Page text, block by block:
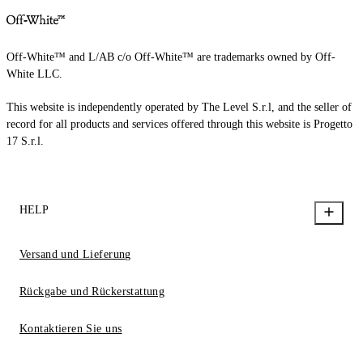
Off-White™ and L/AB c/o Off-White™ are trademarks owned by Off-
White LLC.
This website is independently operated by The Level S.r.l, and the seller of
record for all products and services offered through this website is Progetto
17 S.r.l.
HELP
Versand und Lieferung
Rückgabe und Rückerstattung
Kontaktieren Sie uns